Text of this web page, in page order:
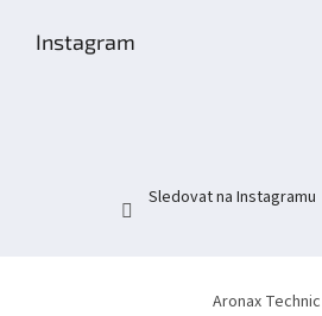
Instagram
Sledovat na Instagramu
Aronax Technic